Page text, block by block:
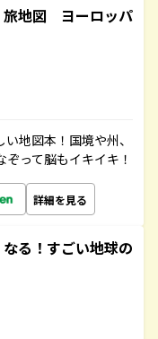
地図 ヨーロッパ
地図本！国境や州、
って脳もイキイキ！
詳細を見る
る！すごい地球の